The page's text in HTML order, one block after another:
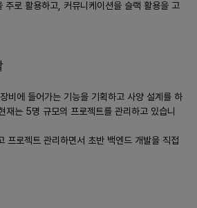
전 등록 이벤트나 초기 유저를 대상으로 한
한 전략**
반영한 콘텐츠 확장을 통해 국제 시장으로
으로 한 지속적인 업데이트와 새로운 학습
로 활용하고, 커뮤니케이션을 슬랙 활용을 고
비에 들어가는 기능을 기획하고 사양 설계를 하
재는 5명 규모의 프로젝트를 관리하고 있습니
프로젝트 관리하면서 초반 백엔드 개발을 직접